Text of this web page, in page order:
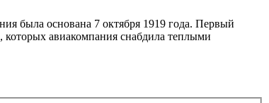
была основана 7 октября 1919 года. Первый
которых авиакомпания снабдила теплыми